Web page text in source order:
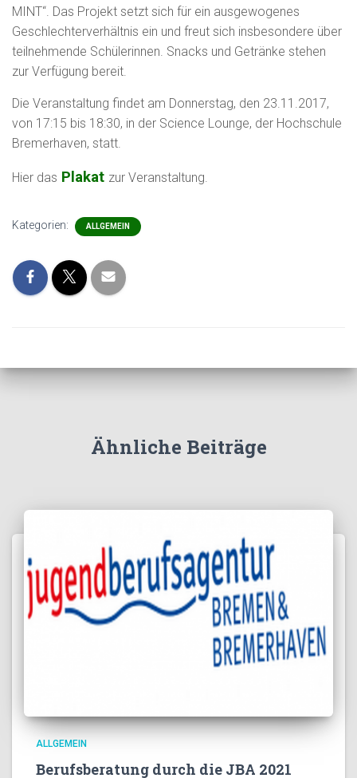
MINT“. Das Projekt setzt sich für ein ausgewogenes
Geschlechterverhältnis ein und freut sich insbesondere über
teilnehmende Schülerinnen. Snacks und Getränke stehen
zur Verfügung bereit.
Die Veranstaltung findet am Donnerstag, den 23.11.2017,
von 17:15 bis 18:30, in der Science Lounge, der Hochschule
Bremerhaven, statt.
Hier das Plakat zur Veranstaltung.
Kategorien: ALLGEMEIN
Ähnliche Beiträge
ALLGEMEIN
Berufsberatung durch die JBA 2021